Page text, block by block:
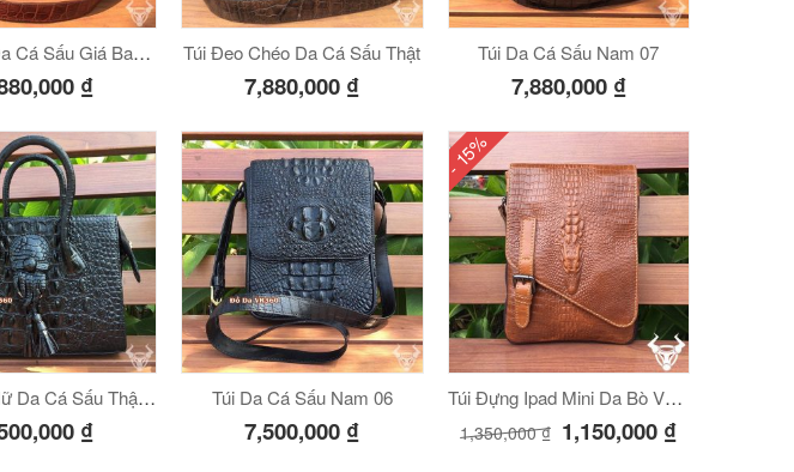
Túi Xách Da Cá Sấu Giá Bao Nhiêu
₫
Túi Đeo Chéo Da Cá Sấu Thật
7,880,000 ₫
Túi Da Cá Sấu Nam 07
7,880,000 ₫
Túi Xách Nữ Da Cá Sấu Thật Form Mini
₫
Túi Da Cá Sấu Nam 06
7,500,000 ₫
- 15%
Túi Đựng Ipad Mini Da Bò Vân Cá Sấu VCS06
1,350,000₫ 1,150,000 ₫